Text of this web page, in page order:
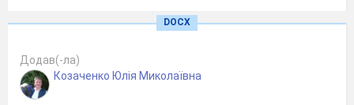
входом у будинок. Така оригінальна підкова
зроблена своїми руками і з душею!
DOCX
Додав(-ла)
Козаченко Юлія Миколаївна